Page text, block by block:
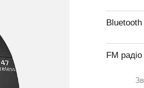
Bluetooth
FM радіо